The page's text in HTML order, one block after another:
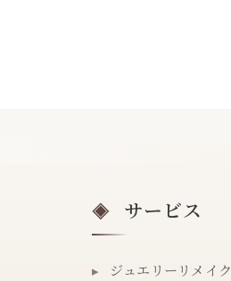
◈ サービス
▸
ジュエリーリメイク